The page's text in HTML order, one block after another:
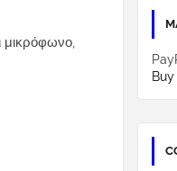
μικρόφωνο,